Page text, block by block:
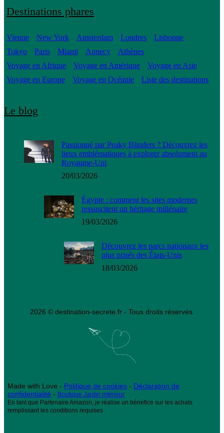
Destinations phares
Vienne New York Amsterdam Londres
Lisbonne
Tokyo
Paris Miami Annecy
Athènes
Voyage en Afrique
Voyage en Amérique
Voyage en Asie
Voyage en Europe
Voyage en Océanie Liste des destinations
Le blog
Passionné par Peaky Blinders ? Découvrez les
lieux emblématiques à explorer absolument au
Royaume-Uni
20/03/2026
Égypte : comment les sites modernes
ressuscitent un héritage millénaire
19/03/2026
Découvrez les parcs nationaux les
plus prisés des États-Unis
18/03/2026
2026 © destination-secrete.fr - Tous droits réservés.
Made with Love - Politique de cookies - Déclaration de
confidentialité - Boutique Jardin intérieur
En tant que Partenaire Amazon, je réalise un bénéfice sur les achats
remplissant les conditions requises